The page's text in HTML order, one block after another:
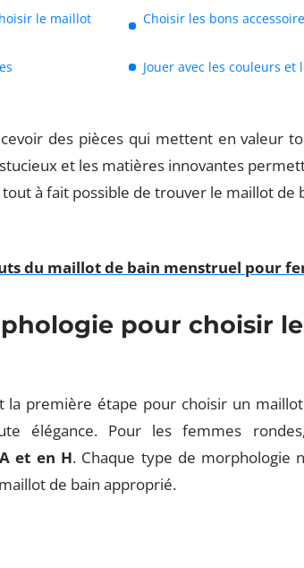
le maillot
Choisir les bons
Jouer avec les couleurs et
des pièces qui mettent en valeur
et les matières innovantes
à fait possible de trouver le maillot de
du maillot de bain menstruel pour
pour choisir
la première étape pour choisir un
élégance. Pour les femmes
et en H. Chaque type de morphologie
de bain approprié.